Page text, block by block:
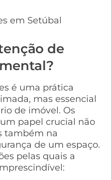
de
é uma prática
mas essencial
de imóvel. Os
papel crucial não
também na
de um espaço.
pelas quais a